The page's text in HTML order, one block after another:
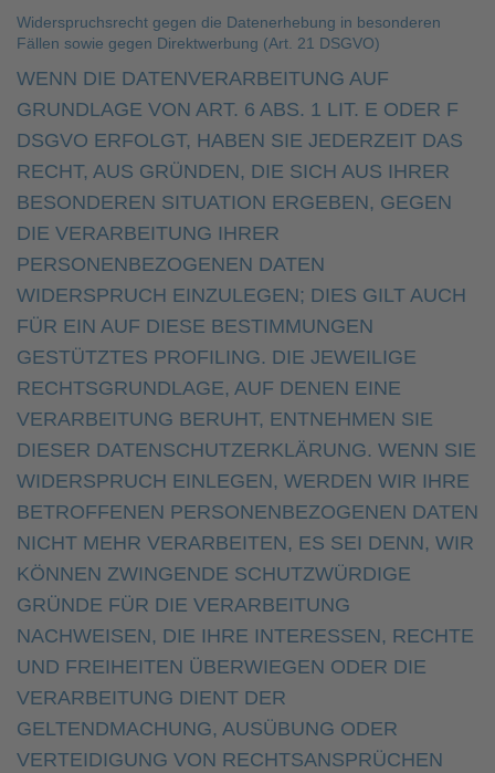
Widerspruchsrecht gegen die Datenerhebung in besonderen
Fällen sowie gegen Direktwerbung (Art. 21 DSGVO)
WENN DIE DATENVERARBEITUNG AUF
GRUNDLAGE VON ART. 6 ABS. 1 LIT. E ODER F
DSGVO ERFOLGT, HABEN SIE JEDERZEIT DAS
RECHT, AUS GRÜNDEN, DIE SICH AUS IHRER
BESONDEREN SITUATION ERGEBEN, GEGEN
DIE VERARBEITUNG IHRER
PERSONENBEZOGENEN DATEN
WIDERSPRUCH EINZULEGEN; DIES GILT AUCH
FÜR EIN AUF DIESE BESTIMMUNGEN
GESTÜTZTES PROFILING. DIE JEWEILIGE
RECHTSGRUNDLAGE, AUF DENEN EINE
VERARBEITUNG BERUHT, ENTNEHMEN SIE
DIESER DATENSCHUTZERKLÄRUNG. WENN SIE
WIDERSPRUCH EINLEGEN, WERDEN WIR IHRE
BETROFFENEN PERSONENBEZOGENEN DATEN
NICHT MEHR VERARBEITEN, ES SEI DENN, WIR
KÖNNEN ZWINGENDE SCHUTZWÜRDIGE
GRÜNDE FÜR DIE VERARBEITUNG
NACHWEISEN, DIE IHRE INTERESSEN, RECHTE
UND FREIHEITEN ÜBERWIEGEN ODER DIE
VERARBEITUNG DIENT DER
GELTENDMACHUNG, AUSÜBUNG ODER
VERTEIDIGUNG VON RECHTSANSPRÜCHEN